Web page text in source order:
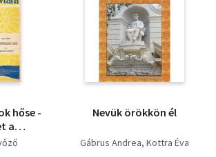
hőse -
a
Nevük örökkön él
Gábrus Andrea, Kottra Éva